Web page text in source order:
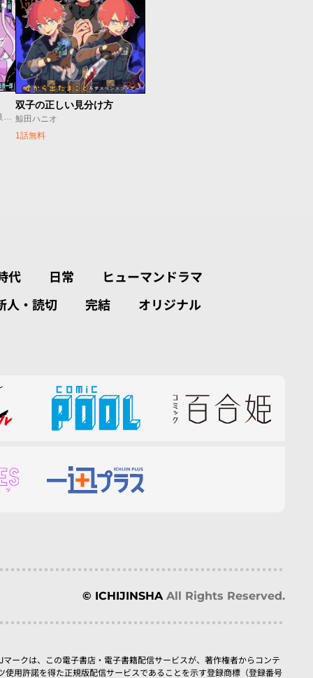
てぐれ/SCP-040-JP原案：育良啓一郎
双子の正しい見分け方
鯨田ハニオ
1話無料
代 日常
ヒューマンドラマ
人・読切
完結 オリジナル
© ICHIJINSHA All Rights Reserved.
マークは、この電子書店・電子書籍配信サービスが、著作権者からコンテ
使用許諾を得た正規版配信サービスであることを示す登録商標（登録番号